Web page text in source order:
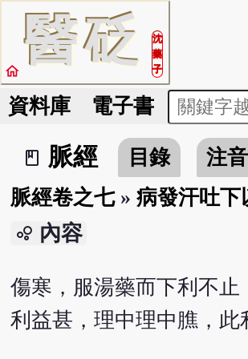
醫砭
沈
藥
子
home
資料庫 電子書
book_2
脈經 目錄 注音
脈經卷之七» 病發汗吐下
bubble_chart 內容
傷寒，服湯藥而下利不
利益甚，理中理中膲，此